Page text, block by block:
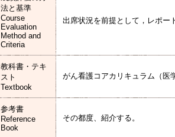
法と基準
Course
Evaluation
Method and
Criteria
出席状況を前提として，レポー
教科書・テキ
スト
Textbook
がん看護コアカリキュラム（医
参考書
Reference
Book
その都度、紹介する。